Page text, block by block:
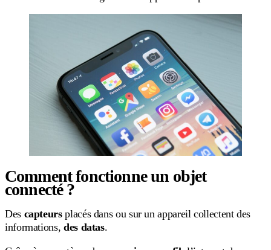
Comment fonctionne un objet
connecté ?
Des capteursplacés dans ou sur un appareil collectent des
informations, des datas.